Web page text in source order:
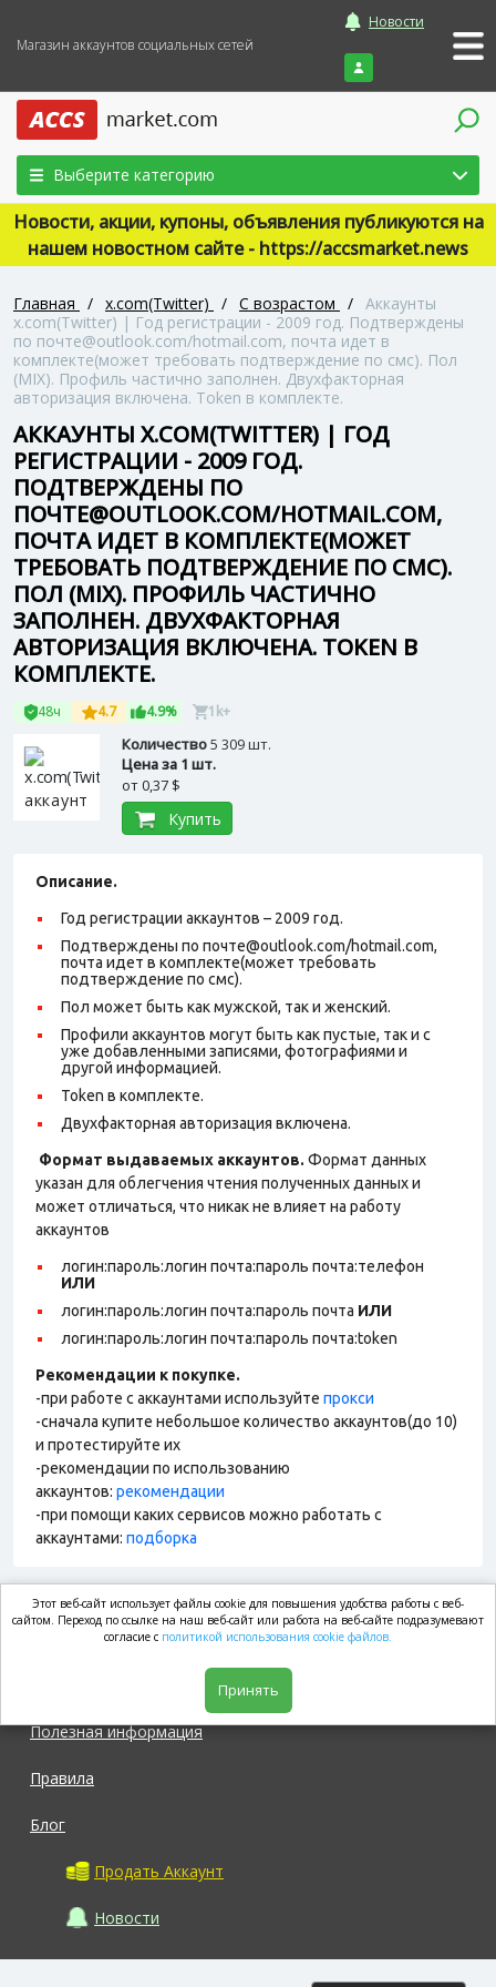
Магазин аккаунтов социальных сетей
Новости
Войти
Выберите категорию
Новости, акции, купоны, объявления публикуются на
нашем новостном сайте - https://accsmarket.news
Главная / x.com(Twitter) / С возрастом / Аккаунты
x.com(Twitter) | Год регистрации - 2009 год. Подтверждены
по почте@outlook.com/hotmail.com, почта идет в
комплекте(может требовать подтверждение по смс). Пол
(MIX). Профиль частично заполнен. Двухфакторная
авторизация включена. Token в комплекте.
АККАУНТЫ X.COM(TWITTER) | ГОД
РЕГИСТРАЦИИ - 2009 ГОД.
ПОДТВЕРЖДЕНЫ ПО
ПОЧТЕ@OUTLOOK.COM/HOTMAIL.COM,
ПОЧТА ИДЕТ В КОМПЛЕКТЕ(МОЖЕТ
ТРЕБОВАТЬ ПОДТВЕРЖДЕНИЕ ПО СМС).
ПОЛ (MIX). ПРОФИЛЬ ЧАСТИЧНО
ЗАПОЛНЕН. ДВУХФАКТОРНАЯ
АВТОРИЗАЦИЯ ВКЛЮЧЕНА. TOKEN В
КОМПЛЕКТЕ.
48ч 4.7 4.9% 1k+
Количество5 309 шт.
Цена за 1 шт.
от0,37 $
Купить
Описание.
Год регистрации аккаунтов – 2009 год.
Подтверждены по почте@outlook.com/hotmail.com,
почта идет в комплекте(может требовать
подтверждение по смс).
Пол может быть как мужской, так и женский.
Профили аккаунтов могут быть как пустые, так и с
уже добавленными записями, фотографиями и
другой информацией.
Token в комплекте.
Двухфакторная авторизация включена.
Формат выдаваемых аккаунтов. Формат данных
указан для облегчения чтения полученных данных и
может отличаться, что никак не влияет на работу
аккаунтов
логин:пароль:логин почта:пароль почта:телефон
ИЛИ
логин:пароль:логин почта:пароль почта ИЛИ
логин:пароль:логин почта:пароль почта:token
Рекомендации к покупке.
-при работе с аккаунтами используйте прокси
-сначала купите небольшое количество аккаунтов(до 10)
и протестируйте их
-рекомендации по использованию
аккаунтов: рекомендации
-при помощи каких сервисов можно работать с
аккаунтами: подборка
market.com
Полезная информация
Правила
Блог
Продать Аккаунт
Новости
Этот веб-сайт использует файлы cookie для повышения удобства работы с веб-
сайтом. Переход по ссылке на наш веб-сайт или работа на веб-сайте подразумевают
согласие с политикой использования cookie файлов.
Принять